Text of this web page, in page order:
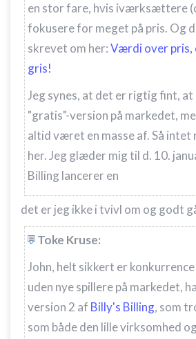
en stor fare, hvis iværksættere
fokusere for meget på pris. Og
skrevet om her:Værdi over pris,
gris!
Jeg synes, at det er rigtig fint, at
"gratis"-version på markedet,
altid været en masse af. Så intet
her. Jeg glæder mig til d. 10.
Billing lancerer en
det er jeg ikke i tvivl om og godt
Toke Kruse:
John, helt sikkert er
uden nye spillere på markedet,
version 2 af Billy's Billing, som
som både den lille virksomhed